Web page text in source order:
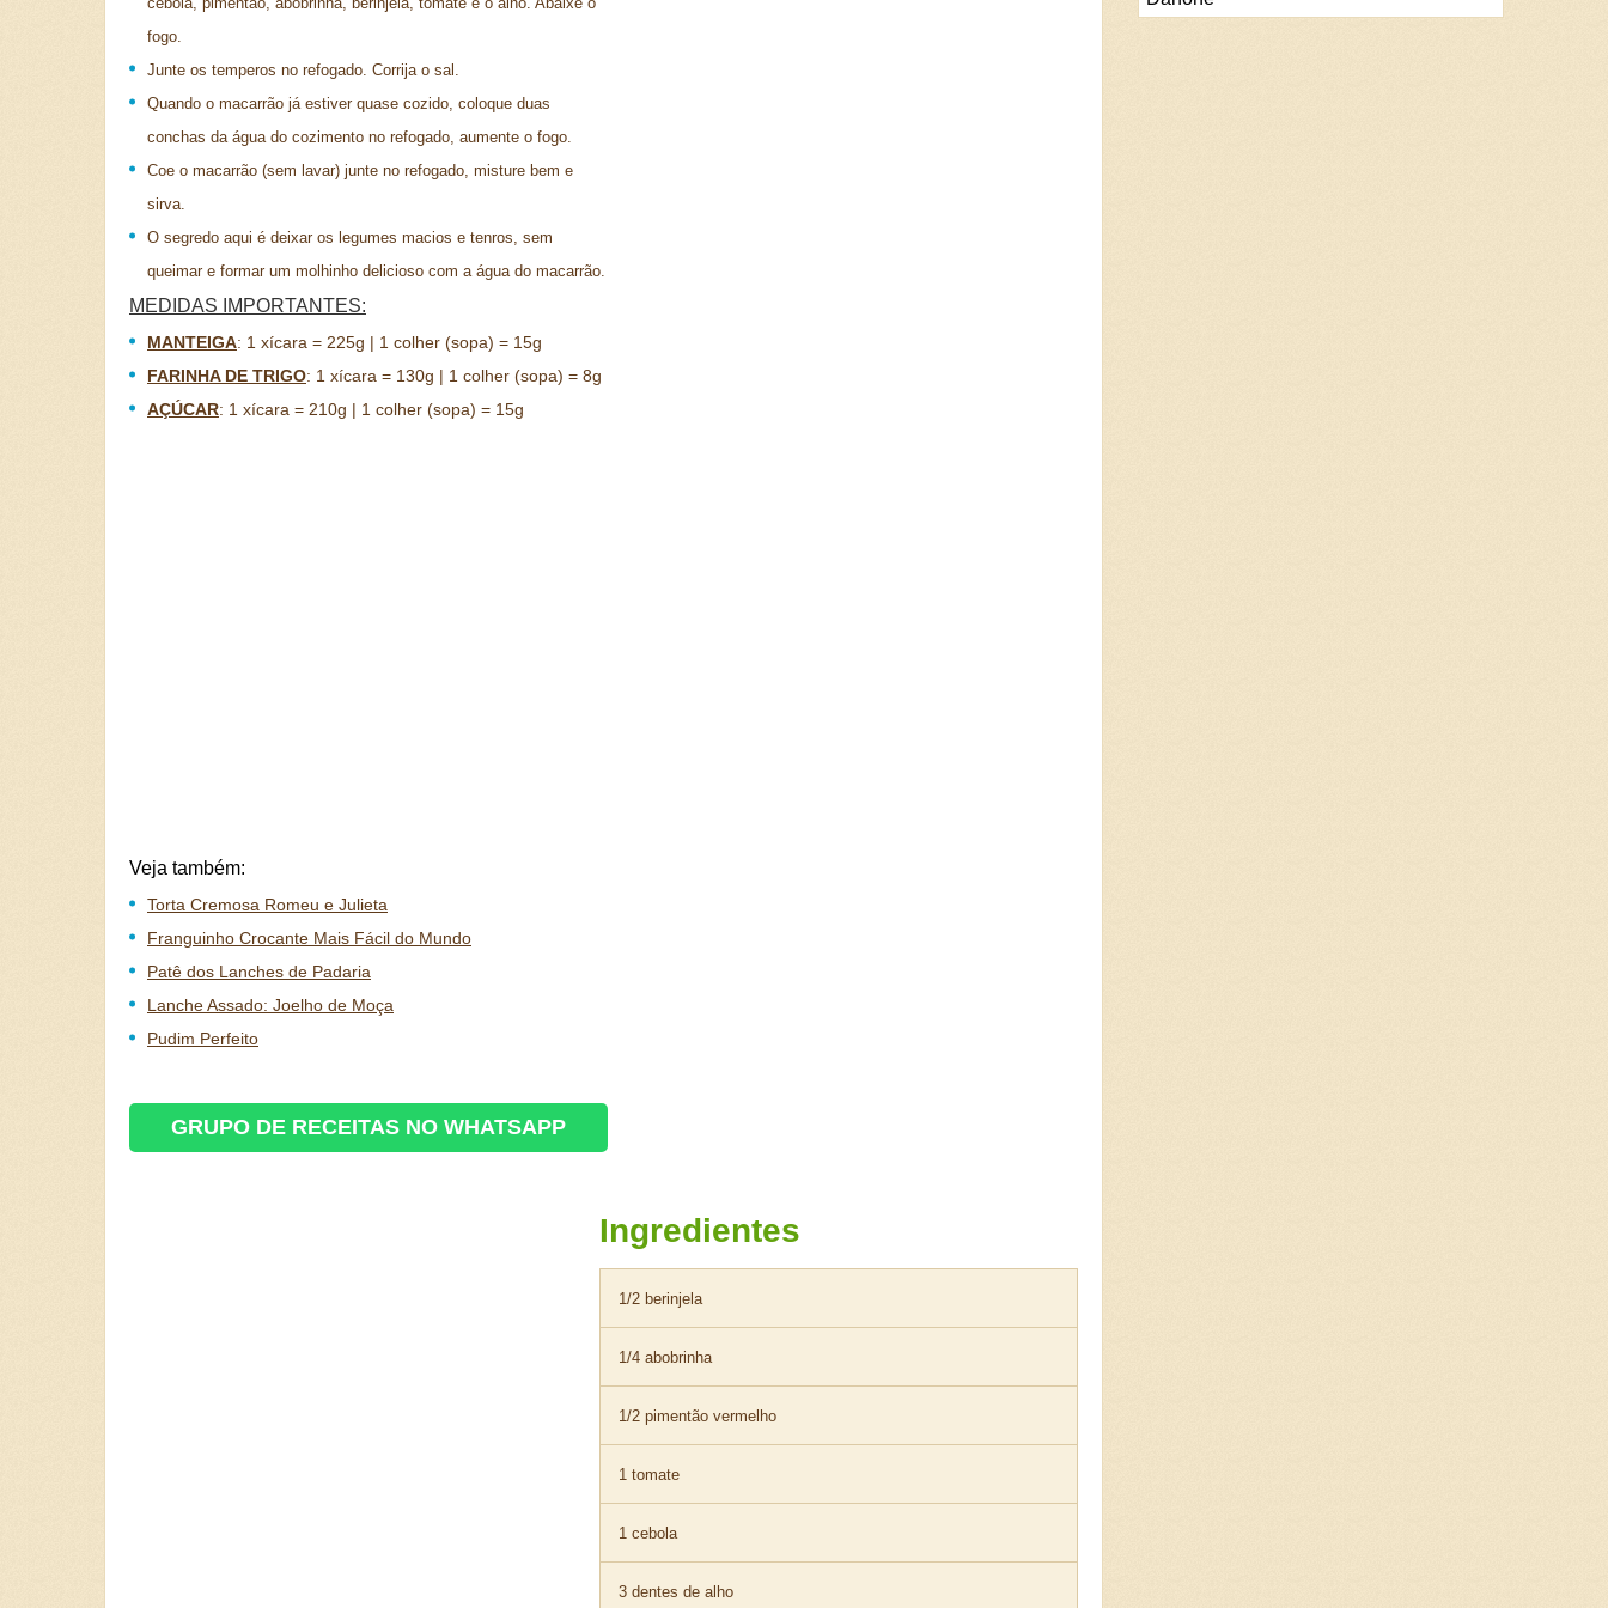
fogo.
Junte os temperos no refogado. Corrija o sal.
Quando o macarrão já estiver quase cozido, coloque duas
conchas da água do cozimento no refogado, aumente o fogo.
Coe o macarrão (sem lavar) junte no refogado, misture bem e
sirva.
O segredo aqui é deixar os legumes macios e tenros, sem
queimar e formar um molhinho delicioso com a água do macarrão.
MEDIDAS IMPORTANTES:
MANTEIGA: 1 xícara = 225g | 1 colher (sopa) = 15g
FARINHA DE TRIGO: 1 xícara = 130g | 1 colher (sopa) = 8g
AÇÚCAR: 1 xícara = 210g | 1 colher (sopa) = 15g
Veja também:
Torta Cremosa Romeu e Julieta
Franguinho Crocante Mais Fácil do Mundo
Patê dos Lanches de Padaria
Lanche Assado: Joelho de Moça
Pudim Perfeito
GRUPO DE RECEITAS NO WHATSAPP
Ingredientes
1/2 berinjela
1/4 abobrinha
1/2 pimentão vermelho
1 tomate
1 cebola
3 dentes de alho